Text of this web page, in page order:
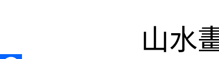
山水